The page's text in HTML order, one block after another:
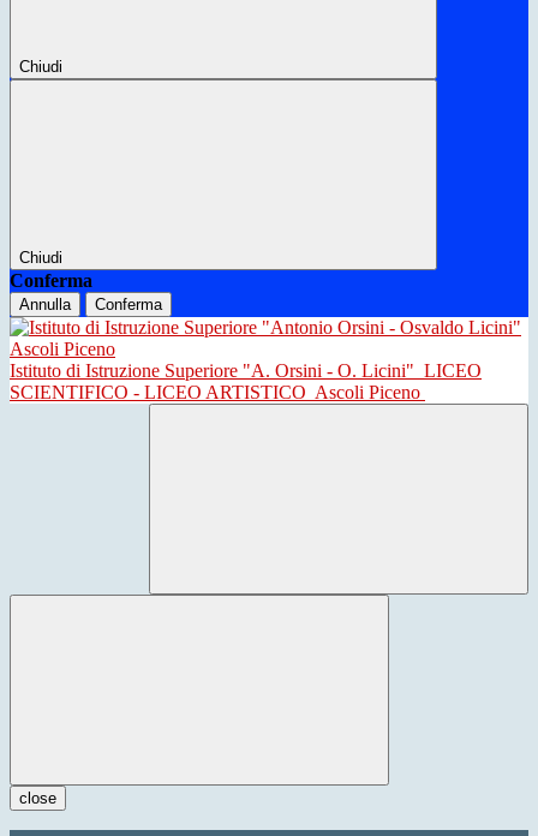
Chiudi
Chiudi
Conferma
Annulla Conferma
Istituto di Istruzione Superiore "A. Orsini - O. Licini" LICEO
SCIENTIFICO - LICEO ARTISTICO Ascoli Piceno
close